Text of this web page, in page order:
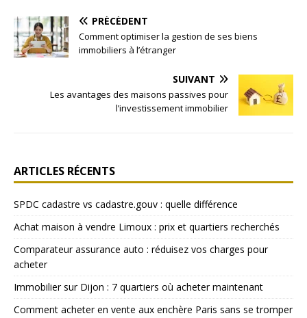
PRÉCÉDENT
Comment optimiser la gestion de ses biens
immobiliers à l’étranger
SUIVANT
Les avantages des maisons passives pour
l’investissement immobilier
ARTICLES RÉCENTS
SPDC cadastre vs cadastre.gouv : quelle différence
Achat maison à vendre Limoux : prix et quartiers recherchés
Comparateur assurance auto : réduisez vos charges pour
acheter
Immobilier sur Dijon : 7 quartiers où acheter maintenant
Comment acheter en vente aux enchère Paris sans se tromper